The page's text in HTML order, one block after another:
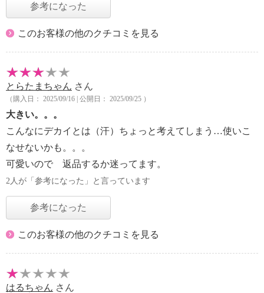
参考になった
このお客様の他のクチコミを見る
とらたまちゃん さん
（購入日： 2025/09/16 | 公開日： 2025/09/25 ）
大きい。。。
こんなにデカイとは（汗）ちょっと考えてしまう…使いこ
なせないかも。。。
可愛いので 返品するか迷ってます。
2人が「参考になった」と言っています
参考になった
このお客様の他のクチコミを見る
はるちゃん さん